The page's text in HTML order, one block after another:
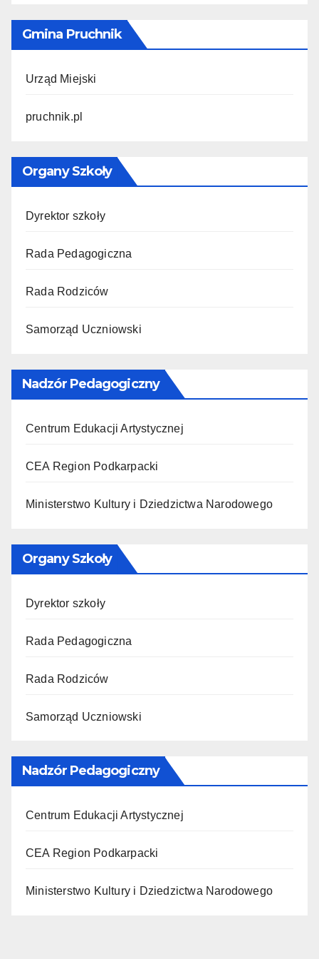
Gmina Pruchnik
Urząd Miejski
pruchnik.pl
Organy Szkoły
Dyrektor szkoły
Rada Pedagogiczna
Rada Rodziców
Samorząd Uczniowski
Nadzór Pedagogiczny
Centrum Edukacji Artystycznej
CEA Region Podkarpacki
Ministerstwo Kultury i Dziedzictwa Narodowego
Organy Szkoły
Dyrektor szkoły
Rada Pedagogiczna
Rada Rodziców
Samorząd Uczniowski
Nadzór Pedagogiczny
Centrum Edukacji Artystycznej
CEA Region Podkarpacki
Ministerstwo Kultury i Dziedzictwa Narodowego